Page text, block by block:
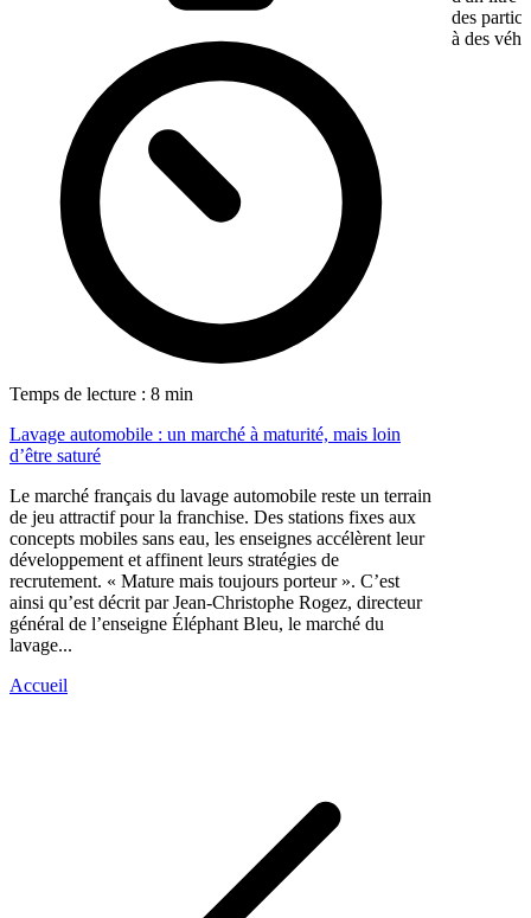
Temps de lecture : 8 min
Lavage automobile : un marché à maturité, mais loin
d’être saturé
Le marché français du lavage automobile reste un terrain
de jeu attractif pour la franchise. Des stations fixes aux
concepts mobiles sans eau, les enseignes accélèrent leur
développement et affinent leurs stratégies de
recrutement. « Mature mais toujours porteur ». C’est
ainsi qu’est décrit par Jean-Christophe Rogez, directeur
général de l’enseigne Éléphant Bleu, le marché du
lavage...
des
à des
Accueil